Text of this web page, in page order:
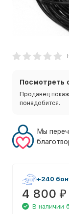
Посмотреть
Продавец
понадобится.
Мы
+240
4 800 ₽
В наличии